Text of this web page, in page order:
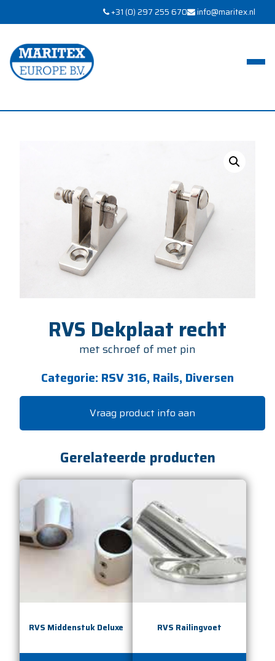
+31 (0) 297 255 670 info@maritex.nl
RVS Dekplaat recht
met schroef of met pin
Categorie: RSV 316, Rails, Diversen
Vraag product info aan
Gerelateerde producten
RVS Middenstuk Deluxe RVS Railingvoet